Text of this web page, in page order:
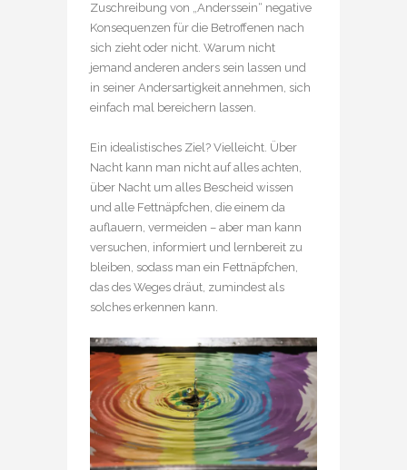
Zuschreibung von „Anderssein“ negative
Konsequenzen für die Betroffenen nach
sich zieht oder nicht. Warum nicht
jemand anderen anders sein lassen und
in seiner Andersartigkeit annehmen, sich
einfach mal bereichern lassen.
Ein idealistisches Ziel? Vielleicht. Über
Nacht kann man nicht auf alles achten,
über Nacht um alles Bescheid wissen
und alle Fettnäpfchen, die einem da
auflauern, vermeiden – aber man kann
versuchen, informiert und lernbereit zu
bleiben, sodass man ein Fettnäpfchen,
das des Weges dräut, zumindest als
solches erkennen kann.